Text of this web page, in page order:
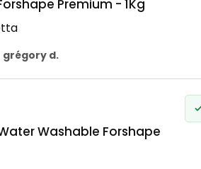
Premium - 1Kg
grégory d.
Washable Forshape